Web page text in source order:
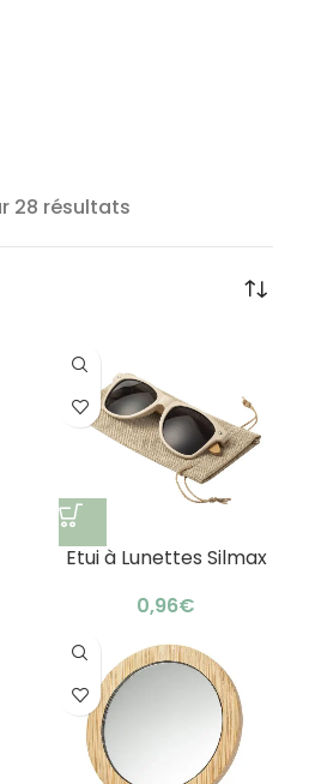
28 résultats
Etui à Lunettes Silmax
€